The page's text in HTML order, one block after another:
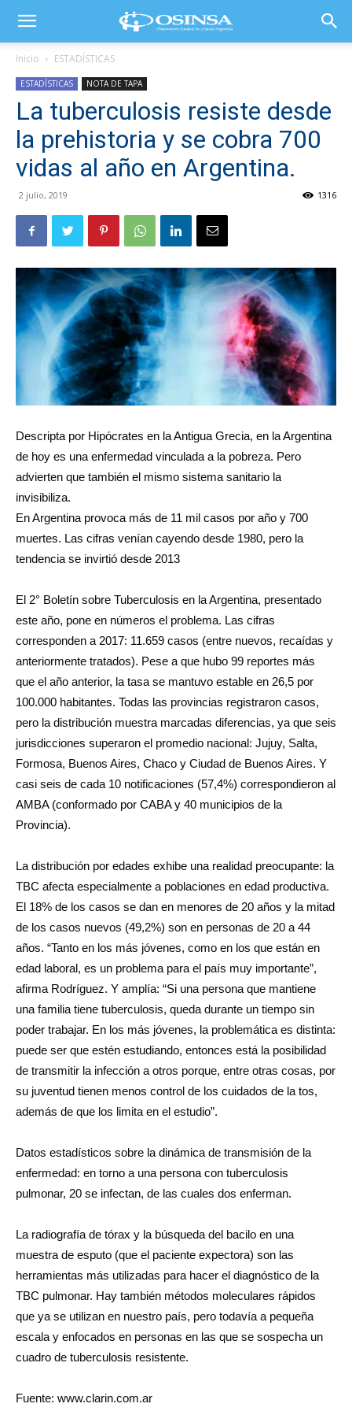
Inicio ESTADÍSTICAS
ESTADÍSTICAS NOTA DE TAPA
La tuberculosis resiste desde
la prehistoria y se cobra 700
vidas al año en Argentina.
2 julio, 2019 1316
Descripta por Hipócrates en la Antigua Grecia, en la Argentina
de hoy es una enfermedad vinculada a la pobreza. Pero
advierten que también el mismo sistema sanitario la
invisibiliza.
En Argentina provoca más de 11 mil casos por año y 700
muertes. Las cifras venían cayendo desde 1980, pero la
tendencia se invirtió desde 2013
El 2° Boletín sobre Tuberculosis en la Argentina, presentado
este año, pone en números el problema. Las cifras
corresponden a 2017: 11.659 casos (entre nuevos, recaídas y
anteriormente tratados). Pese a que hubo 99 reportes más
que el año anterior, la tasa se mantuvo estable en 26,5 por
100.000 habitantes. Todas las provincias registraron casos,
pero la distribución muestra marcadas diferencias, ya que seis
jurisdicciones superaron el promedio nacional: Jujuy, Salta,
Formosa, Buenos Aires, Chaco y Ciudad de Buenos Aires. Y
casi seis de cada 10 notificaciones (57,4%) correspondieron al
AMBA (conformado por CABA y 40 municipios de la
Provincia).
La distribución por edades exhibe una realidad preocupante: la
TBC afecta especialmente a poblaciones en edad productiva.
El 18% de los casos se dan en menores de 20 años y la mitad
de los casos nuevos (49,2%) son en personas de 20 a 44
años. “Tanto en los más jóvenes, como en los que están en
edad laboral, es un problema para el país muy importante”,
afirma Rodríguez. Y amplía: “Si una persona que mantiene
una familia tiene tuberculosis, queda durante un tiempo sin
poder trabajar. En los más jóvenes, la problemática es distinta:
puede ser que estén estudiando, entonces está la posibilidad
de transmitir la infección a otros porque, entre otras cosas, por
su juventud tienen menos control de los cuidados de la tos,
además de que los limita en el estudio”.
Datos estadísticos sobre la dinámica de transmisión de la
enfermedad: en torno a una persona con tuberculosis
pulmonar, 20 se infectan, de las cuales dos enferman.
La radiografía de tórax y la búsqueda del bacilo en una
muestra de esputo (que el paciente expectora) son las
herramientas más utilizadas para hacer el diagnóstico de la
TBC pulmonar. Hay también métodos moleculares rápidos
que ya se utilizan en nuestro país, pero todavía a pequeña
escala y enfocados en personas en las que se sospecha un
cuadro de tuberculosis resistente.
Fuente: www.clarin.com.ar